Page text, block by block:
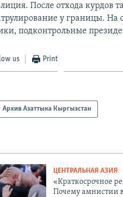
После отхода курдов
у границы. На
подконтрольные
us Print
Архив Азаттыка Кыргызстан
ЦЕНТРАЛЬНАЯ АЗИЯ
«Краткосрочное
Почему амнистии